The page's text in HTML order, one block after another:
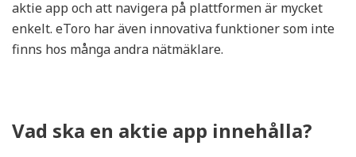
aktie app och att navigera på plattformen är mycket
enkelt. eToro har även innovativa funktioner som inte
finns hos många andra nätmäklare.
Vad ska en aktie app innehålla?